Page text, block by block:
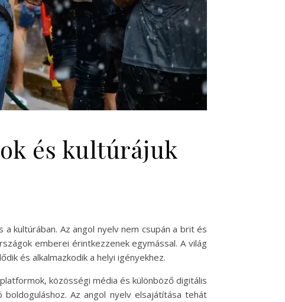
és kultúrájuk
kultúrában. Az angol nyelv nem csupán a brit és
emberei érintkezzenek egymással. A világ
és alkalmazkodik a helyi igényekhez.
közösségi média és különböző digitális
Az angol nyelv elsajátítása tehát